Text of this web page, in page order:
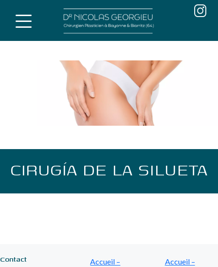
content
CIRUGÍA DE LA SILUETA
Contact
Accueil –
Accueil –